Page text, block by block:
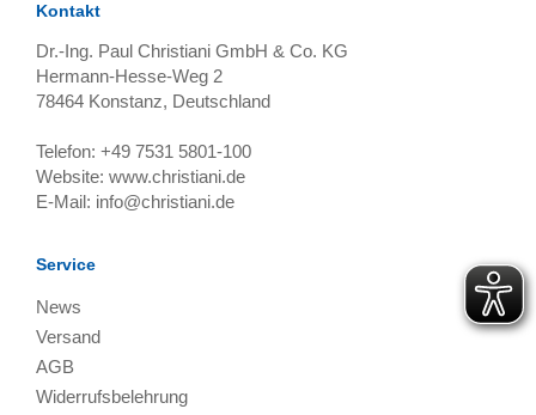
Kontakt
Dr.-Ing. Paul Christiani GmbH & Co. KG
Hermann-Hesse-Weg 2
78464 Konstanz, Deutschland
Telefon: +49 7531 5801-100
Website: www.christiani.de
E-Mail: info@christiani.de
Service
News
Versand
AGB
Widerrufsbelehrung